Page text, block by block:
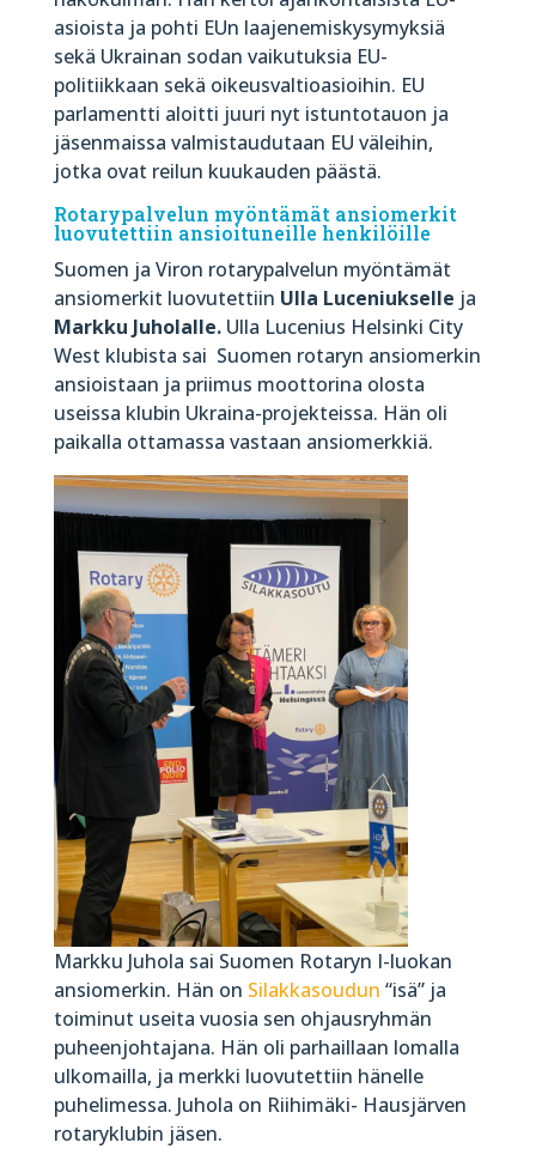
asioista ja pohti EUn laajenemiskysymyksiä
sekä Ukrainan sodan vaikutuksia EU-
politiikkaan sekä oikeusvaltioasioihin. EU
parlamentti aloitti juuri nyt istuntotauon ja
jäsenmaissa valmistaudutaan EU väleihin,
jotka ovat reilun kuukauden päästä.
Rotarypalvelun myöntämät ansiomerkit
luovutettiin ansioituneille henkilöille
Suomen ja Viron rotarypalvelun myöntämät
ansiomerkit luovutettiin Ulla Luceniukselle ja
Markku Juholalle. Ulla Lucenius Helsinki City
West klubista sai Suomen rotaryn ansiomerkin
ansioistaan ja priimus moottorina olosta
useissa klubin Ukraina-projekteissa. Hän oli
paikalla ottamassa vastaan ansiomerkkiä.
Markku Juhola sai Suomen Rotaryn I-luokan
ansiomerkin. Hän on Silakkasoudun “isä” ja
toiminut useita vuosia sen ohjausryhmän
puheenjohtajana. Hän oli parhaillaan lomalla
ulkomailla, ja merkki luovutettiin hänelle
puhelimessa. Juhola on Riihimäki- Hausjärven
rotaryklubin jäsen.